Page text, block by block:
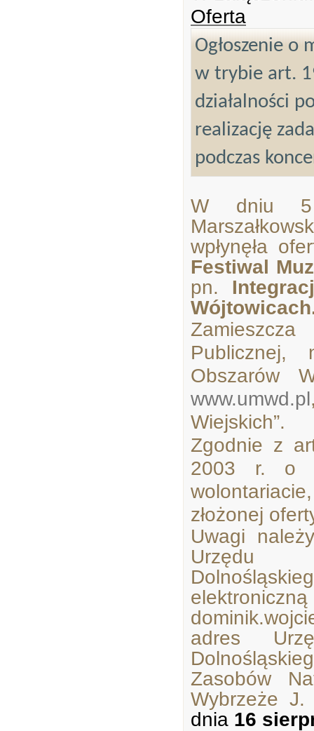
Oferta
Ogłoszenie o
w trybie art.
działalności
realizację
podczas
W dniu 5
wpłynęła
Festiwal
pn.
Publicznej,
Obszarów
www.umwd.pl
Wiejskich”.
Zgodnie z
2003 r. o
złożonej
Uwagi
Urzędu
adres
Zasobów
Wybrzeże J.
dnia 16